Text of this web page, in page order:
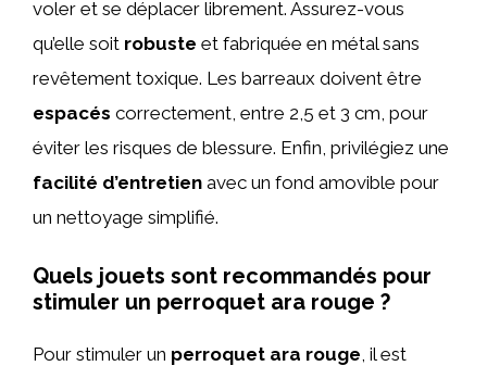
voler et se déplacer librement. Assurez-vous
qu’elle soit robuste et fabriquée en métal sans
revêtement toxique. Les barreaux doivent être
espacés correctement, entre 2,5 et 3 cm, pour
éviter les risques de blessure. Enfin, privilégiez une
facilité d’entretien avec un fond amovible pour
un nettoyage simplifié.
Quels jouets sont recommandés pour
stimuler un perroquet ara rouge ?
Pour stimuler un perroquet ara rouge , il est